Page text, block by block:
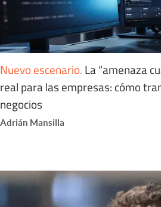
Nuevo escenario. La “amenaza
real para las empresas: cómo
negocios
Adrián Mansilla